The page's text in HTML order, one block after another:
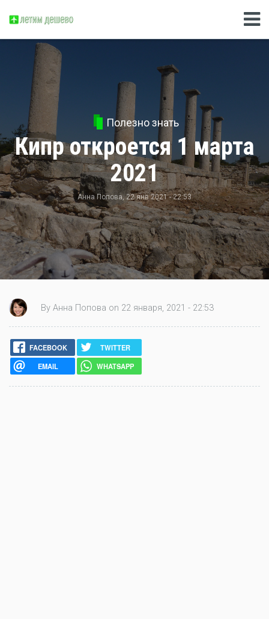
Полезно знать
Кипр откроется 1 марта
2021
Анна Попова, 22 янв 2021 - 22:53
By Анна Попова on 22 января, 2021 - 22:53
FACEBOOK
TWITTER
EMAIL
WHATSAPP